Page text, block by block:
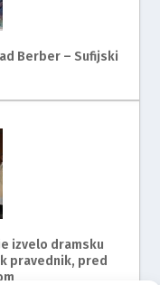
Berber – Sufijski
izvelo dramsku
pravednik, pred